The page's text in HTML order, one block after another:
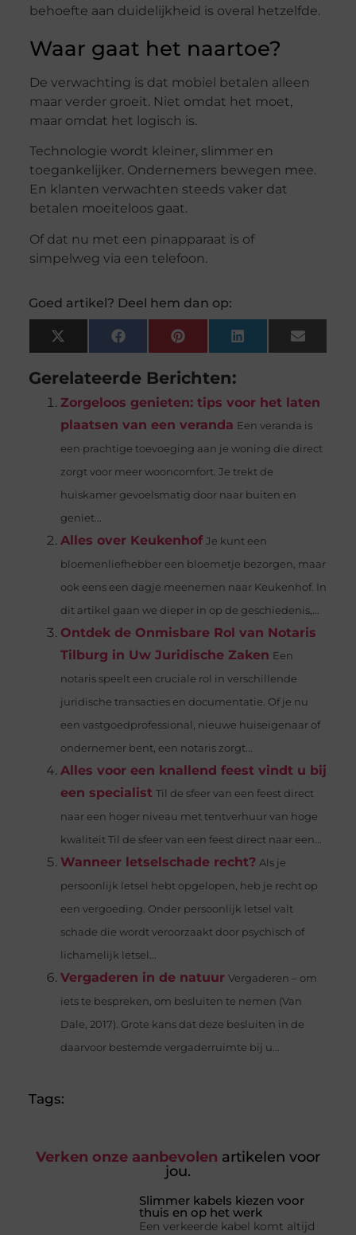
behoefte aan duidelijkheid is overal hetzelfde.
Waar gaat het naartoe?
De verwachting is dat mobiel betalen alleen
maar verder groeit. Niet omdat het moet,
maar omdat het logisch is.
Technologie wordt kleiner, slimmer en
toegankelijker. Ondernemers bewegen mee.
En klanten verwachten steeds vaker dat
betalen moeiteloos gaat.
Of dat nu met een pinapparaat is of
simpelweg via een telefoon.
Goed artikel? Deel hem dan op:
X
(Twitter)
FacebookPinterestLinkedInEmail
Gerelateerde Berichten:
Zorgeloos genieten: tips voor het laten
plaatsen van een veranda Een veranda is
een prachtige toevoeging aan je woning die direct
zorgt voor meer wooncomfort. Je trekt de
huiskamer gevoelsmatig door naar buiten en
geniet...
Alles over Keukenhof Je kunt een
bloemenliefhebber een bloemetje bezorgen, maar
ook eens een dagje meenemen naar Keukenhof. In
dit artikel gaan we dieper in op de geschiedenis,...
Ontdek de Onmisbare Rol van Notaris
Tilburg in Uw Juridische Zaken Een
notaris speelt een cruciale rol in verschillende
juridische transacties en documentatie. Of je nu
een vastgoedprofessional, nieuwe huiseigenaar of
ondernemer bent, een notaris zorgt...
Alles voor een knallend feest vindt u bij
een specialist Til de sfeer van een feest direct
naar een hoger niveau met tentverhuur van hoge
kwaliteit Til de sfeer van een feest direct naar een...
Wanneer letselschade recht? Als je
persoonlijk letsel hebt opgelopen, heb je recht op
een vergoeding. Onder persoonlijk letsel valt
schade die wordt veroorzaakt door psychisch of
lichamelijk letsel...
Vergaderen in de natuur Vergaderen – om
iets te bespreken, om besluiten te nemen (Van
Dale, 2017). Grote kans dat deze besluiten in de
daarvoor bestemde vergaderruimte bij u...
Tags:
Verken onze aanbevolen artikelen voor
jou.
Slimmer kabels kiezen voor
thuis en op het werk
Een verkeerde kabel komt altijd